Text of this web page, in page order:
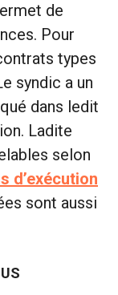
de
Pour
types
syndic a un
dans ledit
Ladite
selon
d’exécution
sont aussi